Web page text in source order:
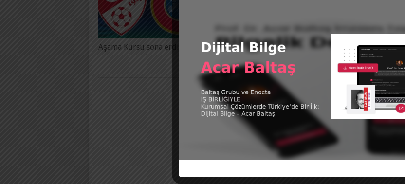
Direktörlüğü tarafından Antalya’nın Side ilçesindeki
Sensimar Otel’de düzenlenen UEFA Pro Lisans 2.
Aşama Kursu sona erdi. İlk etabı 1-14 Haziran 2014 tarihleri arasında
Devamını Oku